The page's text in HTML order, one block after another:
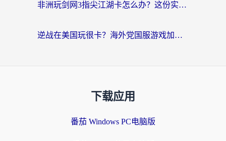
非洲玩剑网3指尖江湖卡怎么办？这份实测有效的国服游戏加速指南请收好
逆战在美国玩很卡？海外党国服游戏加速终极指南（附DNF宝可梦加速技巧）
下载应用
番茄 Windows PC电脑版